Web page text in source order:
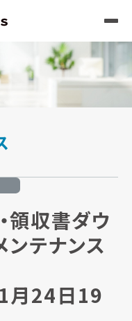
領収書ダウ
ンテナンス
月24日19